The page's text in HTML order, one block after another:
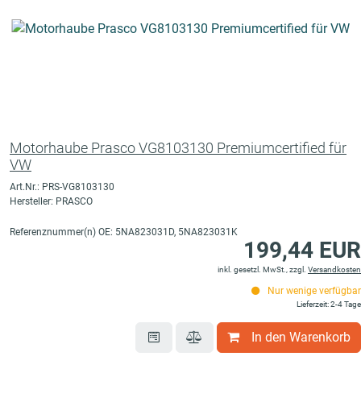
Motorhaube Prasco VG8103130 Premiumcertified für
VW
Art.Nr.: PRS-VG8103130
Hersteller: PRASCO
Referenznummer(n) OE: 5NA823031D, 5NA823031K
199,44 EUR
inkl. gesetzl. MwSt., zzgl. Versandkosten
Nur wenige verfügbar
Lieferzeit: 2-4 Tage
In den Warenkorb